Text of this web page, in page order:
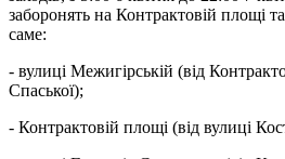
заборонять на Контрактовій площі
саме:
- вулиці Межигірській (від
Спаської);
- Контрактовій площі (від вулиці